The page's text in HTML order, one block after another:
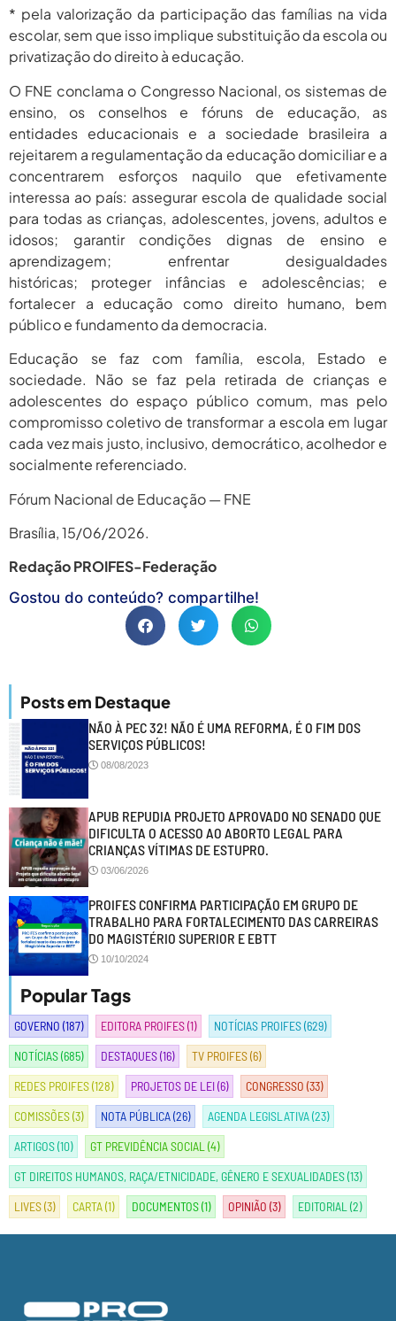
* pela valorização da participação das famílias na vida
escolar, sem que isso implique substituição da escola ou
privatização do direito à educação.
O FNE conclama o Congresso Nacional, os sistemas de
ensino, os conselhos e fóruns de educação, as
entidades educacionais e a sociedade brasileira a
rejeitarem a regulamentação da educação domiciliar e a
concentrarem esforços naquilo que efetivamente
interessa ao país: assegurar escola de qualidade social
para todas as crianças, adolescentes, jovens, adultos e
idosos; garantir condições dignas de ensino e
aprendizagem; enfrentar desigualdades
históricas; proteger infâncias e adolescências; e
fortalecer a educação como direito humano, bem
público e fundamento da democracia.
Educação se faz com família, escola, Estado e
sociedade. Não se faz pela retirada de crianças e
adolescentes do espaço público comum, mas pelo
compromisso coletivo de transformar a escola em lugar
cada vez mais justo, inclusivo, democrático, acolhedor e
socialmente referenciado.
Fórum Nacional de Educação — FNE
Brasília, 15/06/2026.
Redação PROIFES-Federação
Gostou do conteúdo? compartilhe!
Posts em Destaque
NÃO À PEC 32! NÃO É UMA REFORMA, É O FIM DOS
SERVIÇOS PÚBLICOS!
08/08/2023
APUB REPUDIA PROJETO APROVADO NO SENADO QUE
DIFICULTA O ACESSO AO ABORTO LEGAL PARA
CRIANÇAS VÍTIMAS DE ESTUPRO.
03/06/2026
PROIFES CONFIRMA PARTICIPAÇÃO EM GRUPO DE
TRABALHO PARA FORTALECIMENTO DAS CARREIRAS
DO MAGISTÉRIO SUPERIOR E EBTT
10/10/2024
Popular Tags
GOVERNO (187) EDITORA PROIFES(1) NOTÍCIAS PROIFES(629)
NOTÍCIAS(685) DESTAQUES(16) TV PROIFES(6)
REDES PROIFES(128) PROJETOS DE LEI(6) CONGRESSO (33)
COMISSÕES(3) NOTA PÚBLICA(26) AGENDA LEGISLATIVA(23)
ARTIGOS(10) GT PREVIDÊNCIA SOCIAL (4)
GT DIREITOS HUMANOS, RAÇA/ETNICIDADE, GÊNERO E SEXUALIDADES(13)
LIVES(3) CARTA(1) DOCUMENTOS(1) OPINIÃO (3) EDITORIAL (2)